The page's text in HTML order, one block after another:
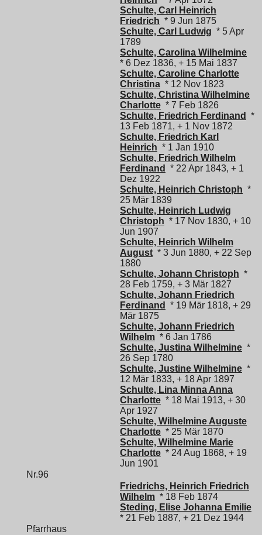
Schulte, Carl Heinrich
Friedrich * 9 Jun 1875
Schulte, Carl Ludwig * 5 Apr
1789
Schulte, Carolina Wilhelmine
* 6 Dez 1836, + 15 Mai 1837
Schulte, Caroline Charlotte
Christina * 12 Nov 1823
Schulte, Christina Wilhelmine
Charlotte * 7 Feb 1826
Schulte, Friedrich Ferdinand
*
13 Feb 1871, + 1 Nov 1872
Schulte, Friedrich Karl
Heinrich * 1 Jan 1910
Schulte, Friedrich Wilhelm
Ferdinand
* 22 Apr 1843, + 1
Dez 1922
Schulte, Heinrich Christoph *
25 Mär 1839
Schulte, Heinrich Ludwig
Christoph * 17 Nov 1830, + 10
Jun 1907
Schulte, Heinrich Wilhelm
August * 3 Jun 1880, + 22 Sep
1880
Schulte, Johann Christoph *
28 Feb 1759, + 3 Mär 1827
Schulte, Johann Friedrich
Ferdinand
* 19 Mär 1818, + 29
Mär 1875
Schulte, Johann Friedrich
Wilhelm * 6 Jan 1786
Schulte, Justina Wilhelmine *
26 Sep 1780
Schulte, Justine Wilhelmine *
12 Mär 1833, + 18 Apr 1897
Schulte, Lina Minna Anna
Charlotte * 18 Mai 1913, + 30
Apr 1927
Schulte, Wilhelmine Auguste
Charlotte * 25 Mär 1870
Schulte, Wilhelmine Marie
Charlotte * 24 Aug 1868, + 19
Jun 1901
Nr.96
Friedrichs, Heinrich Friedrich
Wilhelm * 18 Feb 1874
Steding, Elise Johanna Emilie
* 21 Feb 1887, + 21 Dez 1944
Pfarrhaus